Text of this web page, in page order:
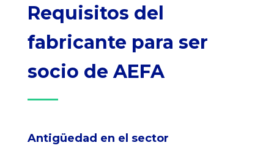
Requisitos del
fabricante para ser
socio de AEFA
Antigüedad en el sector